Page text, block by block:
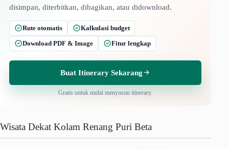
disimpan, diterbitkan, dibagikan, atau didownload.
Rute otomatis
Kalkulasi budget
Download PDF & Image
Fitur lengkap
Buat Itinerary Sekarang
Gratis untuk mulai menyusun itinerary.
Wisata Dekat Kolam Renang Puri Beta